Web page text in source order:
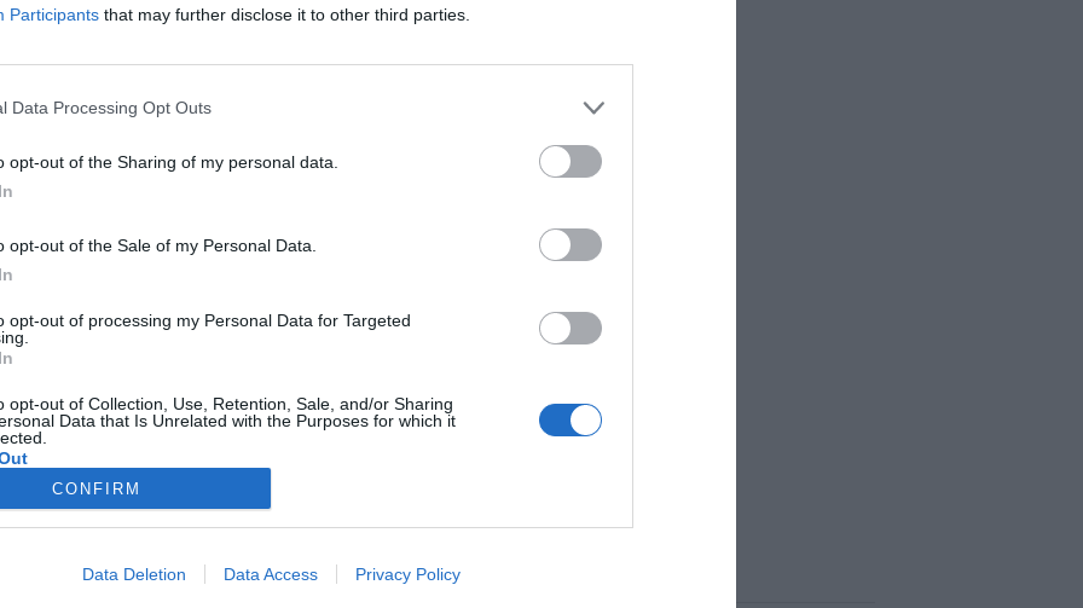
Participants that may further disclose it to other third parties.
Data Processing Opt Outs
opt-out of the Sharing of my personal data.
opt-out of the Sale of my Personal Data.
opt-out of processing my Personal Data for Targeted
opt-out of Collection, Use, Retention, Sale, and/or Sharing
Data that Is Unrelated with the Purposes for which it
CONFIRM
Data Deletion Data Access Privacy Policy
pan y al vino, vino
Guillermo Reparaz de la Serna
tanto si se es un estudiante excepcional que quiere
su currículum y trabajar en las universidades más
en tal o cual campo, como si se es un estudiante
con desfile militar y salves marineras. Valen excusas
desde mejorar el inglés, hasta adquirir un
(en nuestro campo despunta mucho el portugués,